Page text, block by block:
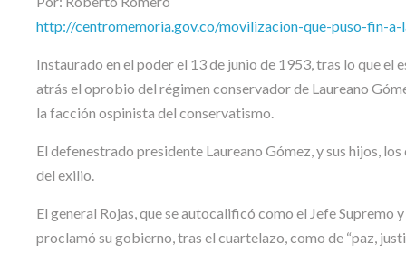
http://centromemoria.gov.co/movilizacion-que-puso-fin-
Instaurado en el poder el 13 de junio de 1953, tras lo que
atrás el oprobio del régimen conservador de Laureano
la facción ospinista del conservatismo.
El defenestrado presidente Laureano Gómez, y sus hijos,
del exilio.
El general Rojas, que se autocalificó como el Jefe
proclamó su gobierno, tras el cuartelazo, como de “paz,